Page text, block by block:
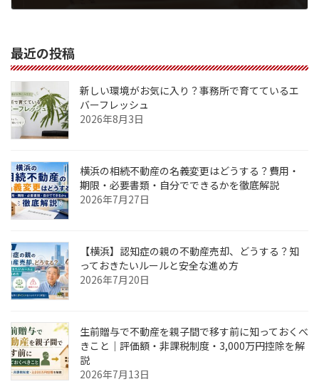
最近の投稿
新しい環境がお気に入り？事務所で育てているエ
バーフレッシュ
2026年8月3日
横浜の相続不動産の名義変更はどうする？費用・
期限・必要書類・自分でできるかを徹底解説
2026年7月27日
【横浜】認知症の親の不動産売却、どうする？知
っておきたいルールと安全な進め方
2026年7月20日
生前贈与で不動産を親子間で移す前に知っておくべ
きこと｜評価額・非課税制度・3,000万円控除を解
説
2026年7月13日